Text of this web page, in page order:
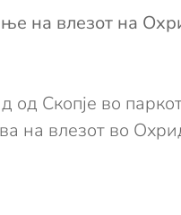
на влезот на
Скопје во
на влезот во